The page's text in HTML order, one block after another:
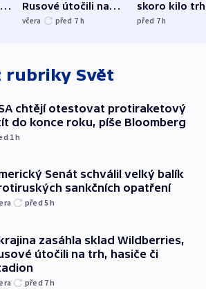
Rusové útočili na
trh, hasiče či
včera před 7 h
skoro kilo
indicie
před 7h
rubriky Svět
chtějí otestovat protiraketový
do konce roku, píše Bloomberg
1h
Senát schválil velký balík
sankčních opatření
před 5h
zasáhla sklad Wildberries,
útočili na trh, hasiče či
před 7h